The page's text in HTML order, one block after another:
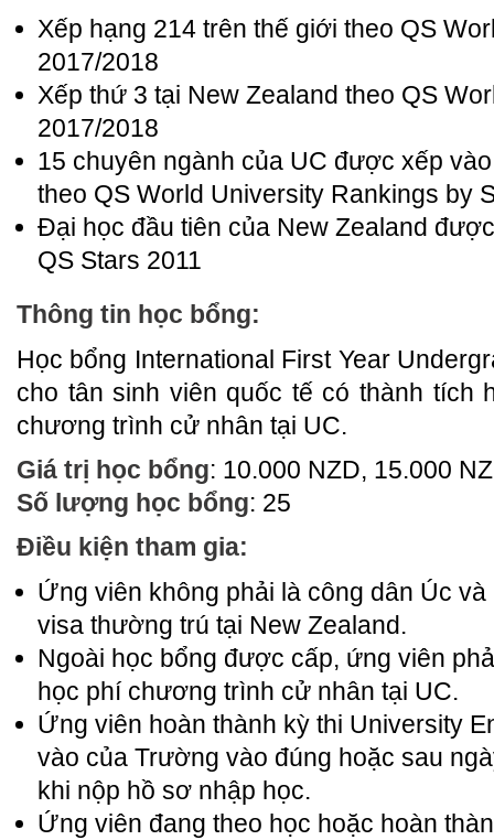
Xếp hạng 214 trên thế giới theo QS
2017/2018
Xếp thứ 3 tại New Zealand theo QS
2017/2018
15 chuyên ngành của UC được xếp
theo QS World University Rankings by
Đại học đầu tiên của New Zealand
QS Stars 2011
Thông tin học bổng:
Học bổng International First Year
cho tân sinh viên quốc tế có thành tích
chương trình cử nhân tại UC.
Giá trị học bổng: 10.000 NZD, 15.000
Số lượng học bổng: 25
Điều kiện tham gia:
Ứng viên không phải là công dân Úc
visa thường trú tại New Zealand.
Ngoài học bổng được cấp, ứng viên
học phí chương trình cử nhân tại UC.
Ứng viên hoàn thành kỳ thi University
vào của Trường vào đúng hoặc sau
khi nộp hồ sơ nhập học.
Ứng viên đang theo học hoặc hoàn